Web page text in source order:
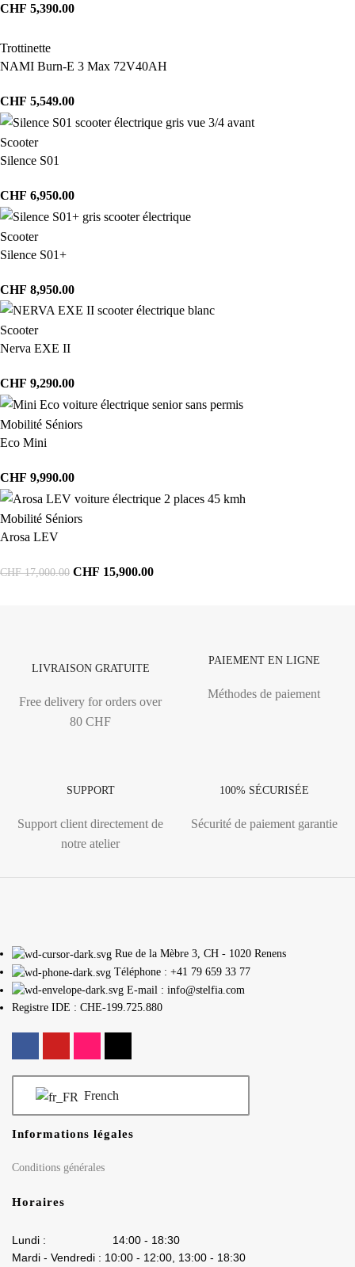
CHF 5,390.00
Trottinette
NAMI Burn-E 3 Max 72V40AH
CHF 5,549.00
Scooter
Silence S01
CHF 6,950.00
Scooter
Silence S01+
CHF 8,950.00
Scooter
Nerva EXE II
CHF 9,290.00
Mobilité Séniors
Eco Mini
CHF 9,990.00
Mobilité Séniors
Arosa LEV
CHF17,000.00 CHF 15,900.00
LIVRAISON GRATUITE
Free delivery for orders over
80 CHF
PAIEMENT EN LIGNE
Méthodes de paiement
SUPPORT
Support client directement de
notre atelier
100% SÉCURISÉE
Sécurité de paiement garantie
Rue de la Mèbre 3, CH - 1020 Renens
Téléphone : +41 79 659 33 77
E-mail : info@stelfia.com
Registre IDE : CHE-199.725.880
French
Informations légales
Conditions générales
Horaires
Lundi : 14:00 - 18:30
Mardi - Vendredi : 10:00 - 12:00, 13:00 - 18:30